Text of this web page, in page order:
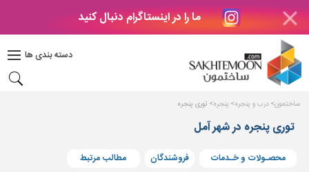
ما را در اینستاگرام دنبال کنید
دسته بندی ها
دکوراسیون
بتن
های
بتنی
و
ساختمون درب و پنجره پنجره توری پنجره
توری پنجره در شهر آمل
محصـولات و خـدمات فروشندگان مطالب مرتبط